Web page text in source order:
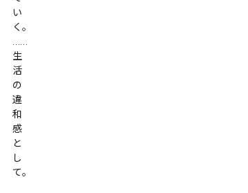
い
く。
……
生
活
の
違
和
感
と
し
て。